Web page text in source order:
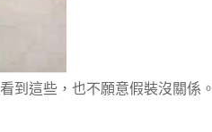
到這些，也不願意假裝沒關係。